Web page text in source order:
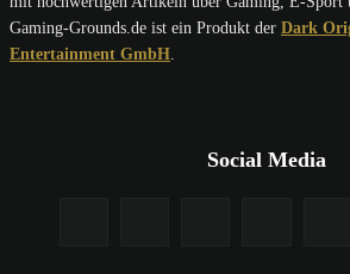
Gaming-Grounds.de ist ein Produkt der Dark
Entertainment GmbH
Social Media